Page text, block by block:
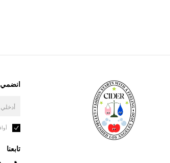
انضمي
تابعنا